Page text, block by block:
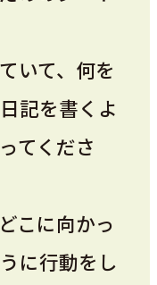
いて、何を
記を書くよ
てくださ
こに向かっ
に行動をし